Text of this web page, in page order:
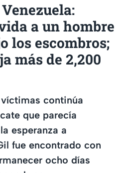
a un hombre
los escombros;
más de 2,200
continúa
que parecía
esperanza a
fue encontrado con
ocho días